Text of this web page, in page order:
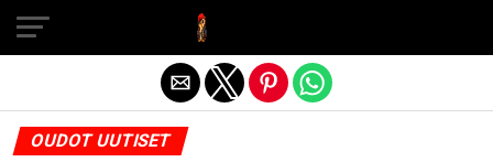
OUDOT UUTISET
Exit mobile version